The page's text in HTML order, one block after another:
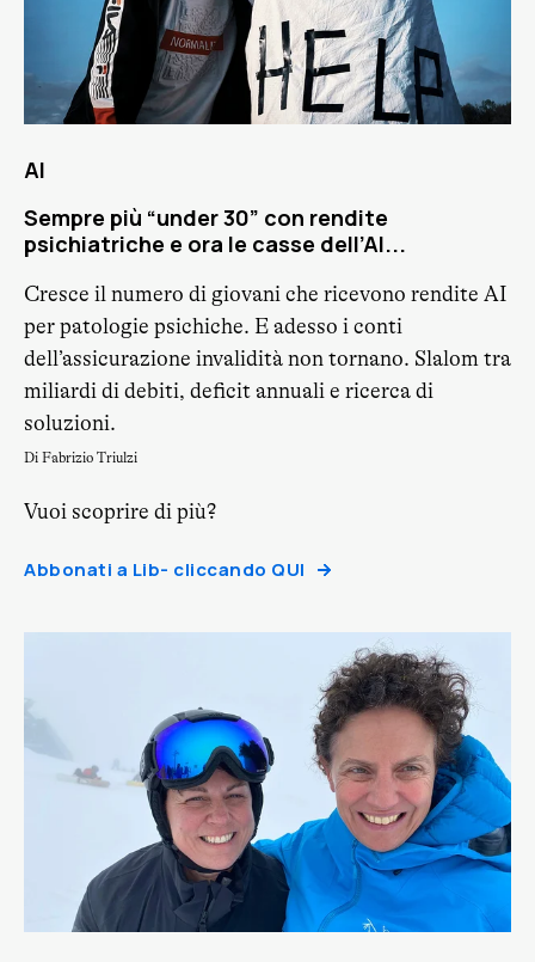
AI
Sempre più “under 30” con rendite
psichiatriche e ora le casse dell’AI...
Cresce il numero di giovani che ricevono rendite AI
per patologie psichiche. E adesso i conti
dell’assicurazione invalidità non tornano. Slalom tra
miliardi di debiti, deficit annuali e ricerca di
soluzioni.
Di Fabrizio Triulzi
Vuoi scoprire di più?
Abbonati a Lib- cliccando QUI